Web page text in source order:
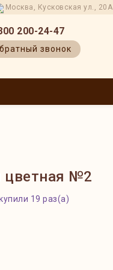
Москва, Кусковская ул., 20А
200-24-47
звонок
цветная №2
19 раз(а)